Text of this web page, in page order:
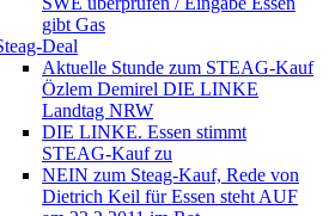
gibt Gas
Deal
Aktuelle Stunde zum STEAG-Kauf
Özlem Demirel DIE LINKE
Landtag NRW
DIE LINKE. Essen stimmt
STEAG-Kauf zu
NEIN zum Steag-Kauf, Rede von
Dietrich Keil für Essen steht AUF